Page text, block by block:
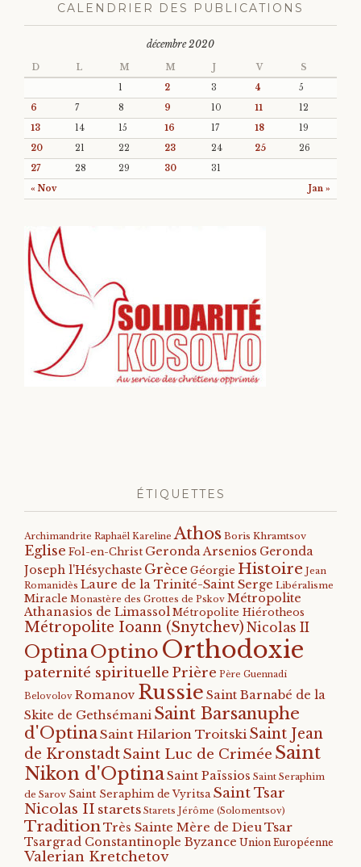
CALENDRIER DES PUBLICATIONS
décembre 2020
D L M M J V S
« Nov Jan »
1 2 3 4
5
6
7 8 9 10 11
12
13
14 15 16 17 18
19
20
21 22 23 24 25
26
27
28 29 30 31
ÉTIQUETTES
Archimandrite Raphaël Kareline Athos Boris Khramtsov
Eglise Fol-en-Christ Geronda Arsenios Geronda
Joseph l'Hésychaste Grèce Géorgie Histoire Jean
Romanidès Laure de la Trinité-Saint Serge Libéralisme
Miracle Monastère des Grottes de Pskov Métropolite
Athanasios de Limassol Métropolite Hiérotheos
Métropolite Ioann (Snytchev) Nicolas II
OptinaOptino Orthodoxie
paternité spirituelle Prière Père Guennadi
Belovolov Romanov Russie Saint Barnabé de la
Skite de Gethsémani Saint Barsanuphe
d'OptinaSaint Hilarion Troitski Saint Jean
de KronstadtSaint Luc de Crimée Saint
Nikon d'OptinaSaint Païssios Saint Seraphim
de Sarov Saint Seraphim de Vyritsa Saint Tsar
Nicolas II starets Starets Jérôme (Solomentsov)
TraditionTrès Sainte Mère de DieuTsar
Tsargrad Constantinople Byzance Union Européenne
Valerian Kretchetov